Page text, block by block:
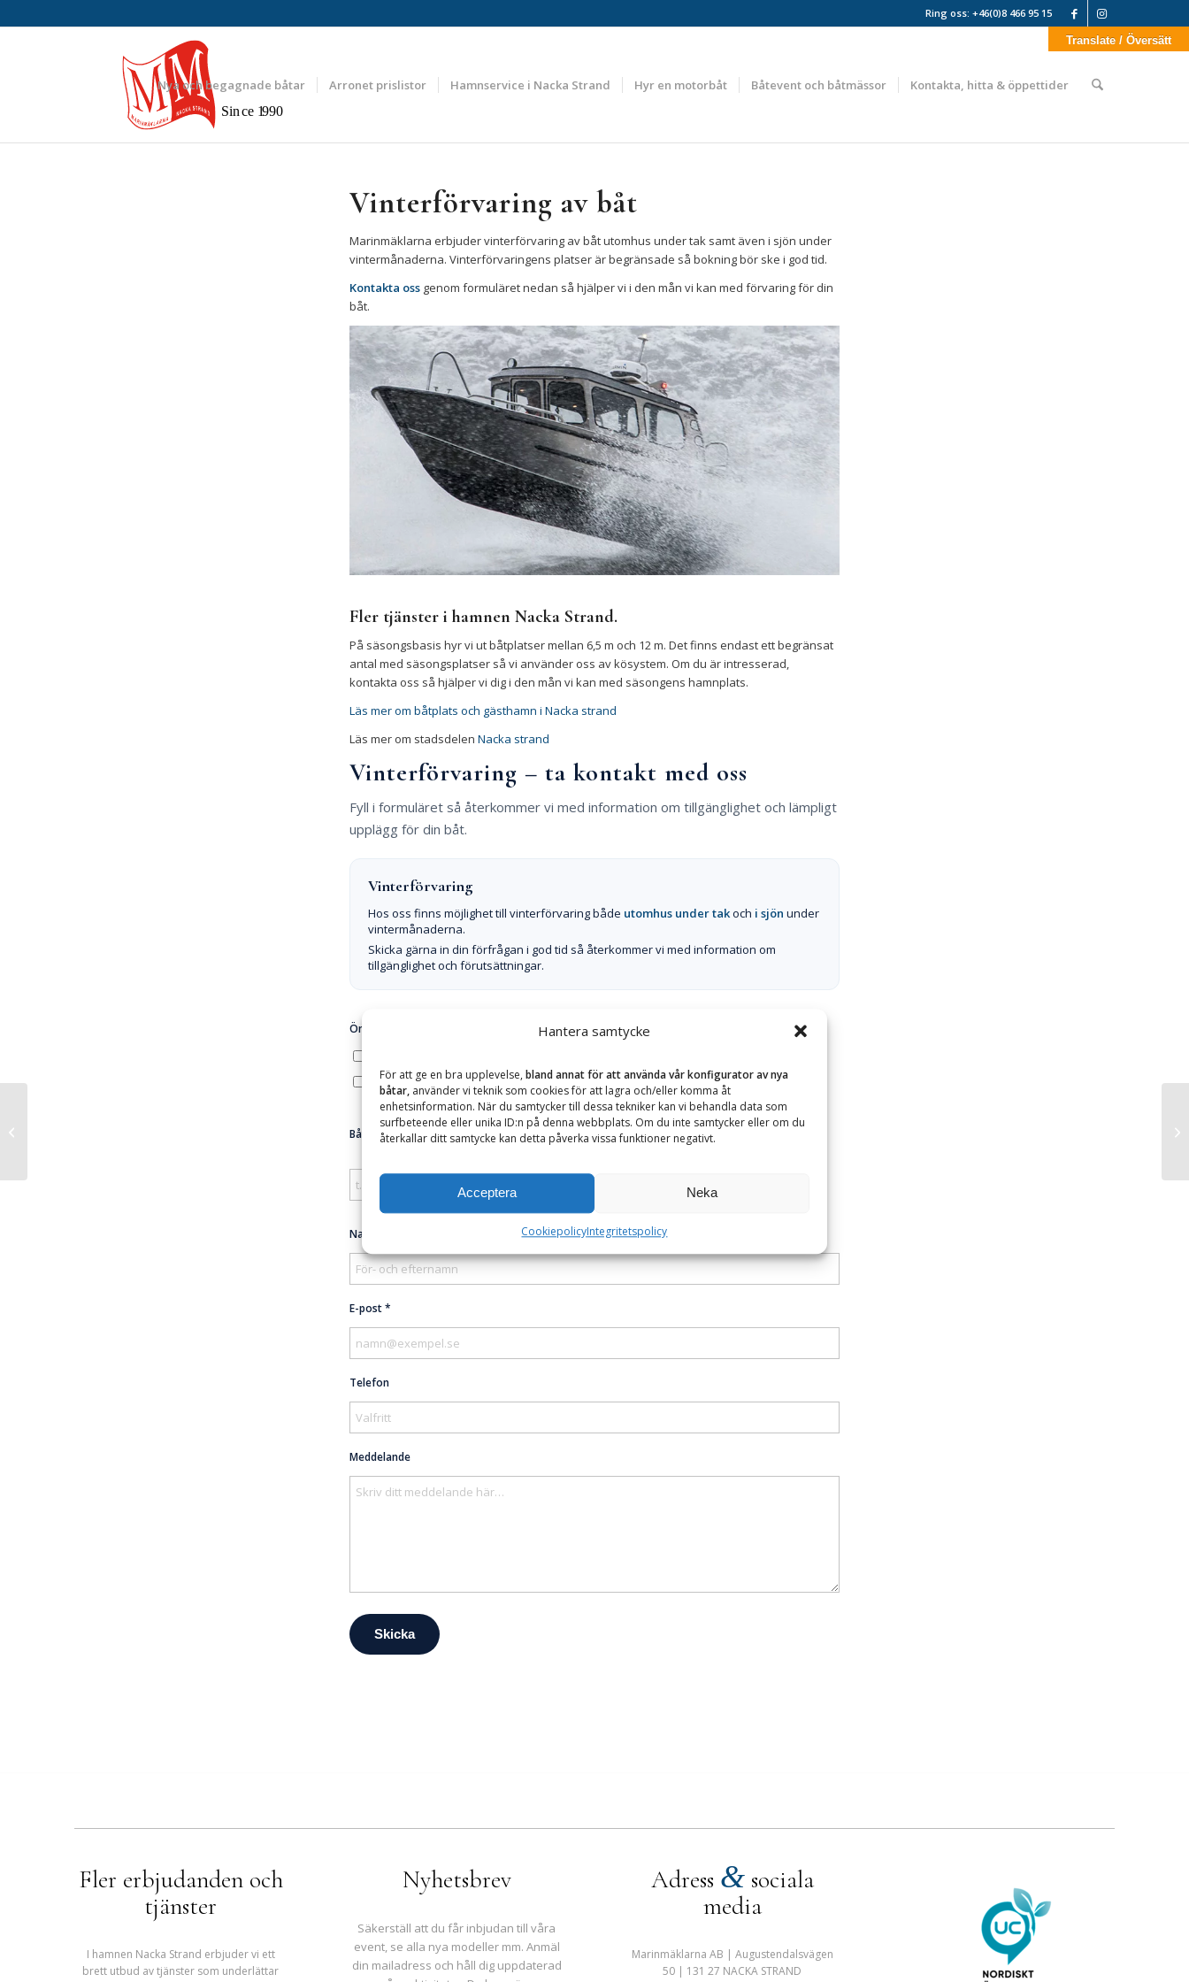
Hantera samtycke
För att ge en bra upplevelse, bland annat för att använda vår konfigurator av nya
båtar, använder vi teknik som cookies för att lagra och/eller komma åt
enhetsinformation. När du samtycker till dessa tekniker kan vi behandla data som
surfbeteende eller unika ID:n på denna webbplats. Om du inte samtycker eller om du
återkallar ditt samtycke kan detta påverka vissa funktioner negativt.
Acceptera Neka
CookiepolicyIntegritetspolicy
Ring oss: +46(0)8 466 95 15
Since 1990
Nya och begagnade båtar Arronet prislistor Hamnservice i Nacka Strand Hyr en motorbåt Båtevent och båtmässor Kontakta, hitta & öppettider
Vinterförvaring av båt
Marinmäklarna erbjuder vinterförvaring av båt utomhus under tak samt även i sjön under
vintermånaderna. Vinterförvaringens platser är begränsade så bokning bör ske i god tid.
Kontakta oss genom formuläret nedan så hjälper vi i den mån vi kan med förvaring för din
båt.
Fler tjänster i hamnen Nacka Strand.
På säsongsbasis hyr vi ut båtplatser mellan 6,5 m och 12 m. Det finns endast ett begränsat
antal med säsongsplatser så vi använder oss av kösystem. Om du är intresserad,
kontakta oss så hjälper vi dig i den mån vi kan med säsongens hamnplats.
Läs mer om båtplats och gästhamn i Nacka strand
Läs mer om stadsdelenNacka strand
Vinterförvaring – ta kontakt med oss
Fyll i formuläret så återkommer vi med information om tillgänglighet och lämpligt
upplägg för din båt.
Vinterförvaring
Hos oss finns möjlighet till vinterförvaring både utomhus under takoch i sjön under
vintermånaderna.
Skicka gärna in din förfrågan i god tid så återkommer vi med information om
tillgänglighet och förutsättningar.
Önskad förvaring
I sjön
Båtens storlek (L × B)
Namn *
E-post *
Telefon
Meddelande
Fler erbjudanden och
tjänster
I hamnen Nacka Strand erbjuder vi ett
brett utbud av tjänster som underlättar
Nyhetsbrev
Säkerställ att du får inbjudan till våra
event, se alla nya modeller mm. Anmäl
din mailadress och håll dig uppdaterad
Adress &sociala
media
Marinmäklarna AB | Augustendalsvägen
50 | 131 27 NACKA STRAND
Translate / Översätt